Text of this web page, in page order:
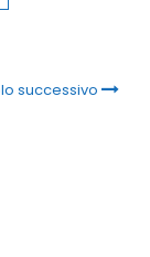
successivo